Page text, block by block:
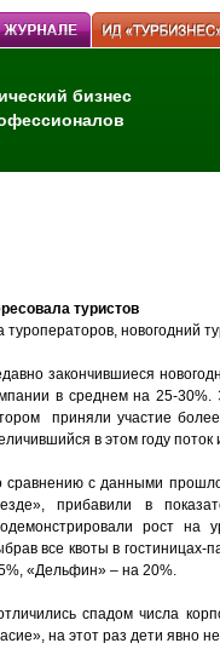
бизнес
туристов
туроператоров, новогодний
закончившиеся
в среднем на 25-30%.
приняли участие
в этом году
сравнению с данными
прибавили в
рост на
все квоты в
«Дельфин» – на 20%.
спадом числа
на этот раз дети явно